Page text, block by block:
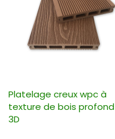
Platelage creux wpc à
texture de bois profond
3D